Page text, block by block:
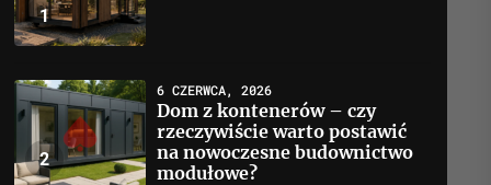
1
2
6 CZERWCA, 2026
Dom z kontenerów – czy
rzeczywiście warto postawić
na nowoczesne budownictwo
modułowe?